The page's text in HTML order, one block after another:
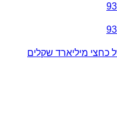
כחצי מיליארד שקלים